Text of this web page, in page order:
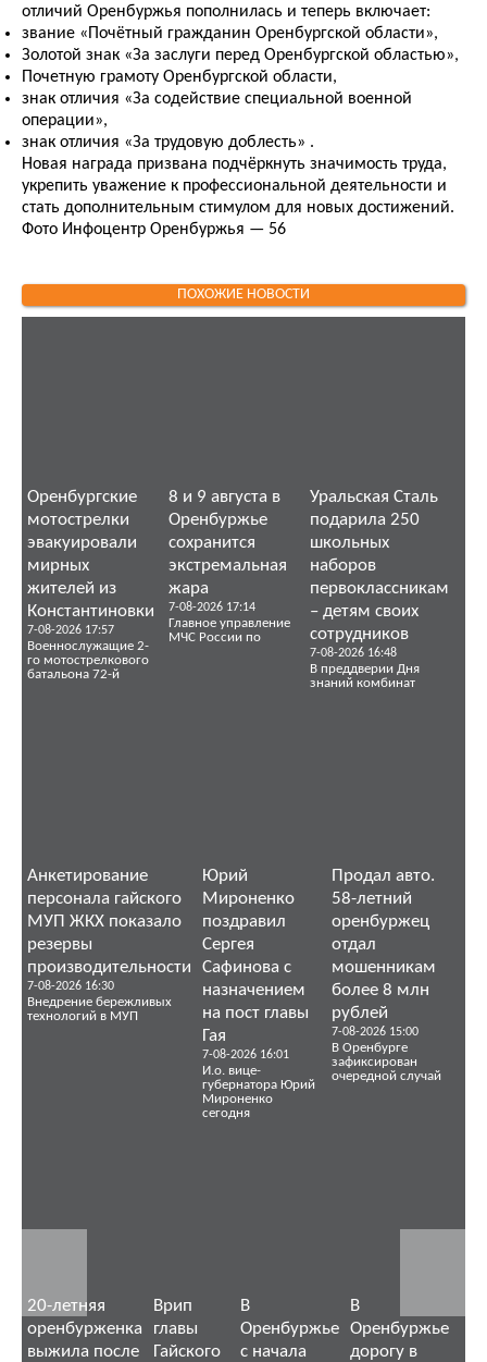
отличий Оренбуржья пополнилась и теперь включает:
звание «Почётный гражданин Оренбургской области»,
Золотой знак «За заслуги перед Оренбургской областью»,
Почетную грамоту Оренбургской области,
знак отличия «За содействие специальной военной
операции»,
знак отличия «За трудовую доблесть» .
Новая награда призвана подчёркнуть значимость труда,
укрепить уважение к профессиональной деятельности и
стать дополнительным стимулом для новых достижений.
Фото Инфоцентр Оренбуржья — 56
ПОХОЖИЕ НОВОСТИ
Оренбургские
мотострелки
эвакуировали
мирных
жителей из
Константиновки
7-08-2026 17:57
Военнослужащие 2-
го мотострелкового
батальона 72-й
8 и 9 августа в
Оренбуржье
сохранится
экстремальная
жара
7-08-2026 17:14
Главное управление
МЧС России по
Уральская Сталь
подарила 250
школьных
наборов
первоклассникам
– детям своих
сотрудников
7-08-2026 16:48
В преддверии Дня
знаний комбинат
Анкетирование
персонала гайского
МУП ЖКХ показало
резервы
производительности
7-08-2026 16:30
Внедрение бережливых
технологий в МУП
Юрий
Мироненко
поздравил
Сергея
Сафинова с
назначением
на пост главы
Гая
7-08-2026 16:01
И.о. вице-
губернатора Юрий
Мироненко
сегодня
Продал авто.
58-летний
оренбуржец
отдал
мошенникам
более 8 млн
рублей
7-08-2026 15:00
В Оренбурге
зафиксирован
очередной случай
20-летняя
оренбурженка
выжила после
Врип
главы
Гайского
В
Оренбуржье
с начала
В
Оренбуржье
дорогу в